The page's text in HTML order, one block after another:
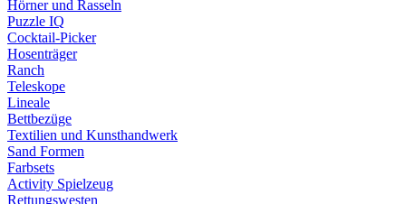
Hörner und Rasseln
Puzzle IQ
Cocktail-Picker
Hosenträger
Ranch
Teleskope
Lineale
Bettbezüge
Textilien und Kunsthandwerk
Sand Formen
Farbsets
Activity Spielzeug
Rettungswesten